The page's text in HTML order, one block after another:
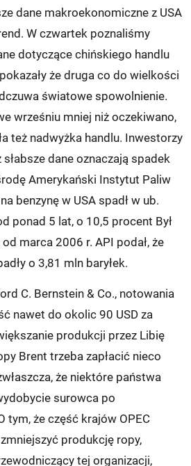
dane makroekonomiczne z USA
W czwartek poznaliśmy
dotyczące chińskiego handlu
że druga co do wielkości
światowe spowolnienie.
wrześniu mniej niż oczekiwano,
też nadwyżka handlu. Inwestorzy
dane oznaczają spadek
Amerykański Instytut Paliw
benzynę w USA spadł w ub.
ponad 5 lat, o 10,5 procent Był
marca 2006 r. API podał, że
o 3,81 mln baryłek.
C. Bernstein & Co., notowania
nawet do okolic 90 USD za
produkcji przez Libię
Brent trzeba zapłacić nieco
że niektóre państwa
surowca po
tym, że część krajów OPEC
produkcję ropy,
tej organizacji,